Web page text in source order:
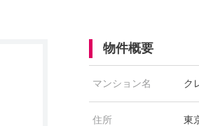
物件概要
マンション名 ク
住所 東